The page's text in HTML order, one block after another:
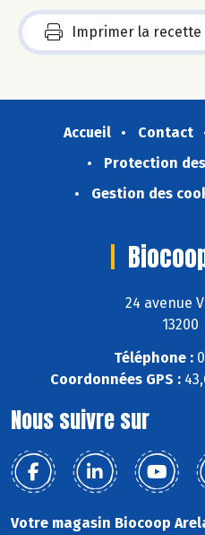
Imprimer la recette
Accueil Contact
Protection
Gestion des
24 avenue
Téléphone :
Coordonnées GPS :
Nous suivre sur
Votre magasin Biocoop